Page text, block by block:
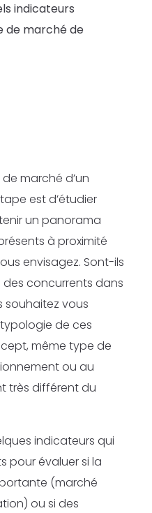
indicateurs
de marché de
marché d’un
est d’étudier
un panorama
à proximité
envisagez. Sont-ils
concurrents dans
souhaitez vous
de ces
même type de
ou au
très différent du
indicateurs qui
pour évaluer si la
(marché
ou si des